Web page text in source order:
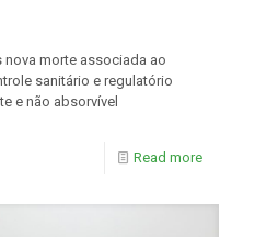
morte associada ao
sanitário e regulatório
e não absorvível
Read more